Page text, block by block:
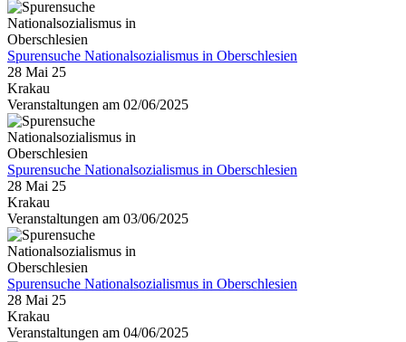
Spurensuche Nationalsozialismus in Oberschlesien
28 Mai 25
Krakau
Veranstaltungen am 02/06/2025
Spurensuche Nationalsozialismus in Oberschlesien
28 Mai 25
Krakau
Veranstaltungen am 03/06/2025
Spurensuche Nationalsozialismus in Oberschlesien
28 Mai 25
Krakau
Veranstaltungen am 04/06/2025